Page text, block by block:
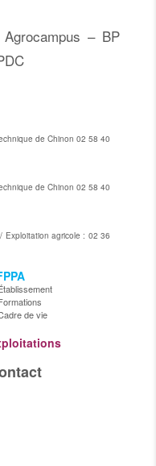
Agrocampus – BP
de Chinon 02 58 40
de Chinon 02 58 40
Exploitation agricole : 02 36
de vie